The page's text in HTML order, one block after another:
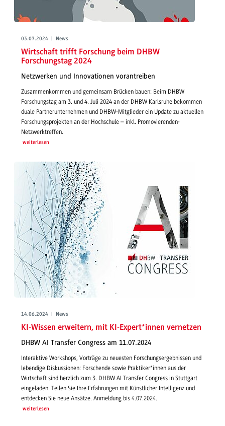
03.07.2024 | News
Wirtschaft trifft Forschung beim DHBW
Forschungstag 2024
Netzwerken und Innovationen vorantreiben
Zusammenkommen und gemeinsam Brücken bauen: Beim DHBW
Forschungstag am 3. und 4. Juli 2024 an der DHBW Karlsruhe bekommen
duale Partnerunternehmen und DHBW-Mitglieder ein Update zu aktuellen
Forschungsprojekten an der Hochschule – inkl. Promovierenden-
Netzwerktreffen.
weiterlesen
14.06.2024 | News
KI-Wissen erweitern, mit KI-Expert*innen vernetzen
DHBW AI Transfer Congress am 11.07.2024
Interaktive Workshops, Vorträge zu neuesten Forschungsergebnissen und
lebendige Diskussionen: Forschende sowie Praktiker*innen aus der
Wirtschaft sind herzlich zum 3. DHBW AI Transfer Congress in Stuttgart
eingeladen. Teilen Sie Ihre Erfahrungen mit Künstlicher Intelligenz und
entdecken Sie neue Ansätze. Anmeldung bis 4.07.2024.
weiterlesen